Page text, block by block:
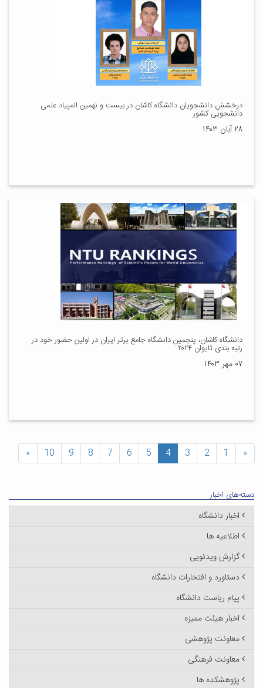
درخشش دانشجویان دانشگاه کاشان در بیست و نهمین المپیاد علمی
دانشجویی کشور
۲۸ آبان ۱۴۰۳
دانشگاه کاشان، پنجمین دانشگاه جامع برتر ایران در اولین حضور خود در
رتبه بندی تایوان ۲۰۲۴
۰۷ مهر ۱۴۰۳
«
1
2
3
4
5
6
7
8
9
10
»
دسته‌های اخبار
اخبار دانشگاه
اطلاعیه ها
گزارش ویدئویی
دستاورد و افتخارات دانشگاه
پیام ریاست دانشگاه
اخبار هیئت ممیزه
معاونت پژوهشی
معاونت فرهنگی
پژوهشکده ها